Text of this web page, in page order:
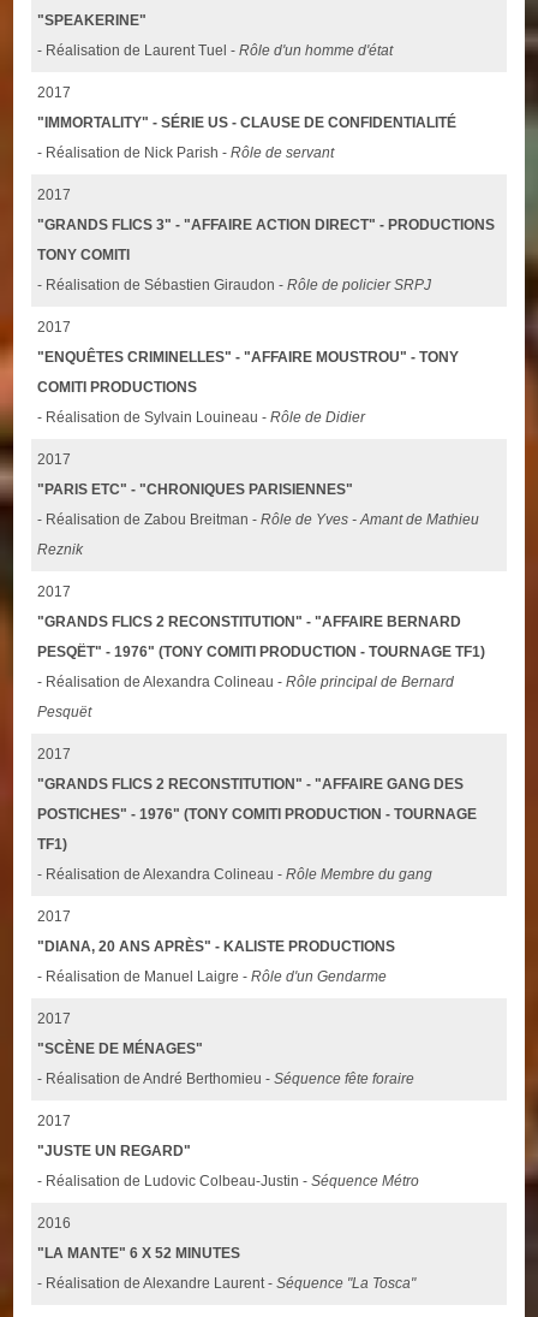
"SPEAKERINE"
- Réalisation de Laurent Tuel -Rôle d'un homme d'état
2017
"IMMORTALITY" - SÉRIE US - CLAUSE DE CONFIDENTIALITÉ
- Réalisation de Nick Parish -Rôle de servant
2017
"GRANDS FLICS 3" - "AFFAIRE ACTION DIRECT" - PRODUCTIONS
TONY COMITI
- Réalisation de Sébastien Giraudon -Rôle de policier SRPJ
2017
"ENQUÊTES CRIMINELLES" - "AFFAIRE MOUSTROU" - TONY
COMITI PRODUCTIONS
- Réalisation de Sylvain Louineau -Rôle de Didier
2017
"PARIS ETC" - "CHRONIQUES PARISIENNES"
- Réalisation de Zabou Breitman -Rôle de Yves - Amant de Mathieu
Reznik
2017
"GRANDS FLICS 2 RECONSTITUTION" - "AFFAIRE BERNARD
PESQËT" - 1976" (TONY COMITI PRODUCTION - TOURNAGE TF1)
- Réalisation de Alexandra Colineau -Rôle principal de Bernard
Pesquët
2017
"GRANDS FLICS 2 RECONSTITUTION" - "AFFAIRE GANG DES
POSTICHES" - 1976" (TONY COMITI PRODUCTION - TOURNAGE
TF1)
- Réalisation de Alexandra Colineau -Rôle Membre du gang
2017
"DIANA, 20 ANS APRÈS" - KALISTE PRODUCTIONS
- Réalisation de Manuel Laigre -Rôle d'un Gendarme
2017
"SCÈNE DE MÉNAGES"
- Réalisation de André Berthomieu -Séquence fête foraire
2017
"JUSTE UN REGARD"
- Réalisation de Ludovic Colbeau-Justin -Séquence Métro
2016
"LA MANTE" 6 X 52 MINUTES
- Réalisation de Alexandre Laurent -Séquence "La Tosca"